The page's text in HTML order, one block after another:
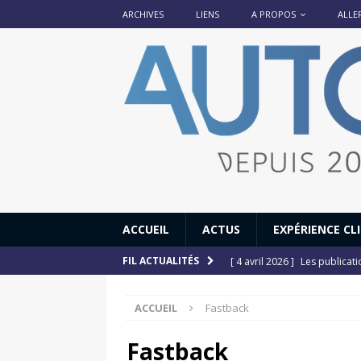
ARCHIVES LIENS A PROPOS
ACCUEIL ACTUS EXPÉRIENCE
FIL ACTUALITÉS [ 4 avril 2026 ] Les
[ 12 juillet 2025 ]
ACCUEIL Fastback
Fastback